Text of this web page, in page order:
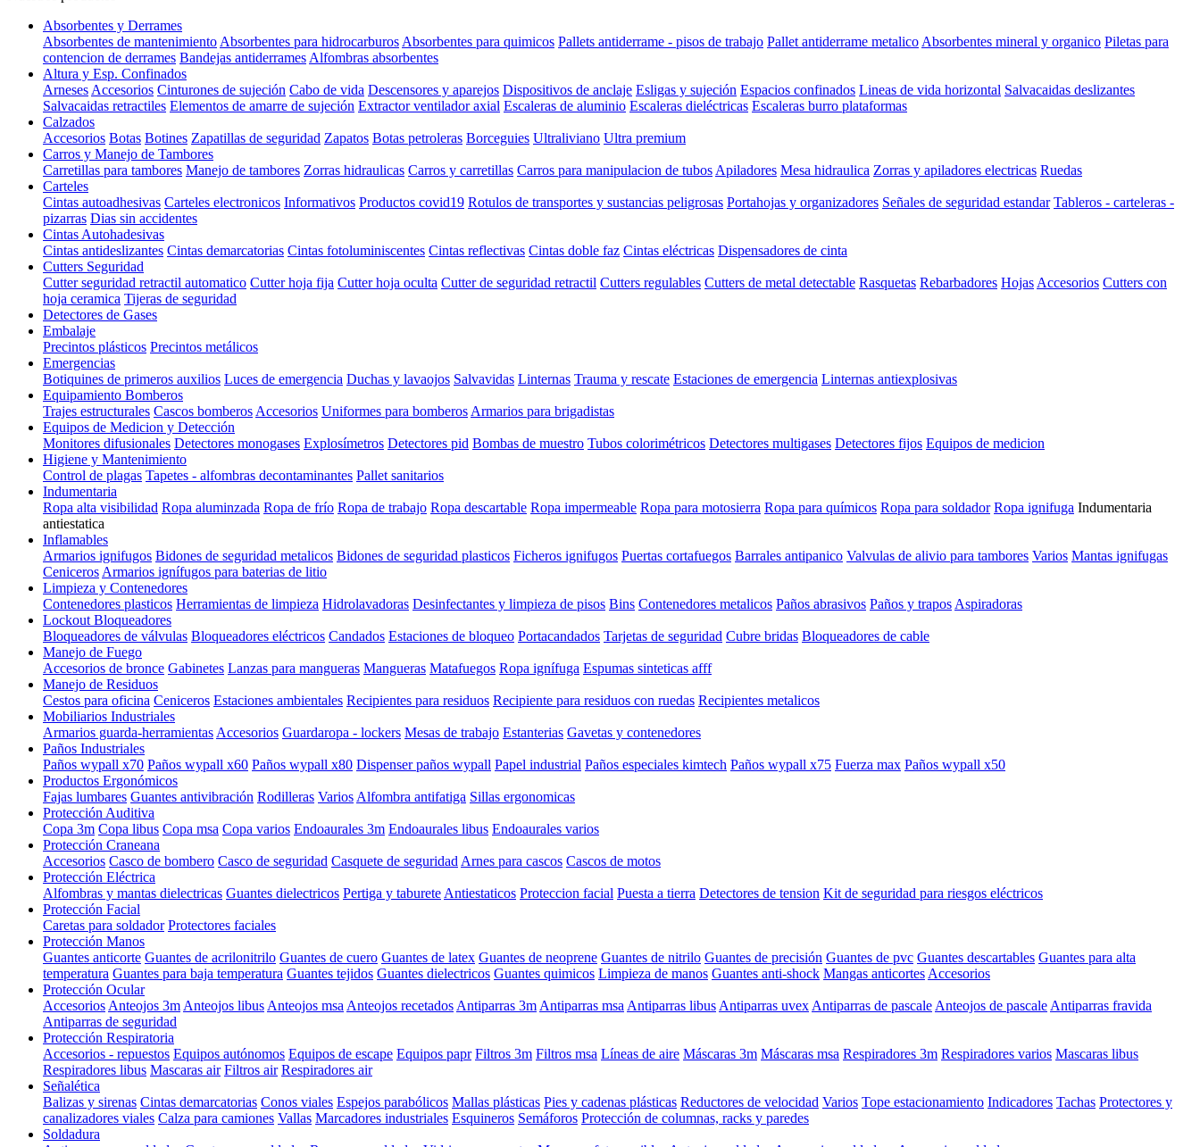
Absorbentes y Derrames
Absorbentes de mantenimientoAbsorbentes para hidrocarburosAbsorbentes para quimicos Pallets antiderrame - pisos de trabajo Pallet antiderrame metalicoAbsorbentes mineral y organico Piletas para
contencion de derrames Bandejas antiderramesAlfombras absorbentes
Altura y Esp. Confinados
ArnesesAccesorios Cinturones de sujeción Cabo de vida Descensores y aparejos Dispositivos de anclaje Esligas y sujeción Espacios confinados Lineas de vida horizontal Salvacaidas deslizantes
Salvacaidas retractiles Elementos de amarre de sujeción Extractor ventilador axial Escaleras de aluminio Escaleras dieléctricas Escaleras burro plataformas
Calzados
Accesorios Botas Botines Zapatillas de seguridad Zapatos Botas petroleras Borceguies Ultraliviano Ultra premium
Carros y Manejo de Tambores
Carretillas para tambores Manejo de tambores Zorras hidraulicas Carros y carretillas Carros para manipulacion de tubosApiladores Mesa hidraulica Zorras y apiladores electricas Ruedas
Carteles
Cintas autoadhesivas Carteles electronicos Informativos Productos covid19 Rotulos de transportes y sustancias peligrosas Portahojas y organizadores Señales de seguridad estandar Tableros - carteleras -
pizarras Dias sin accidentes
Cintas Autohadesivas
Cintas antideslizantes Cintas demarcatorias Cintas fotoluminiscentes Cintas reflectivas Cintas doble faz Cintas eléctricas Dispensadores de cinta
Cutters Seguridad
Cutter seguridad retractil automatico Cutter hoja fija Cutter hoja oculta Cutter de seguridad retractil Cutters regulables Cutters de metal detectable Rasquetas Rebarbadores HojasAccesorios Cutters con
hoja ceramica Tijeras de seguridad
Detectores de Gases
Embalaje
Precintos plásticos Precintos metálicos
Emergencias
Botiquines de primeros auxilios Luces de emergencia Duchas y lavaojos Salvavidas Linternas Trauma y rescate Estaciones de emergencia Linternas antiexplosivas
Equipamiento Bomberos
Trajes estructurales Cascos bomberosAccesorios Uniformes para bomberosArmarios para brigadistas
Equipos de Medicion y Detección
Monitores difusionales Detectores monogases Explosímetros Detectores pid Bombas de muestro Tubos colorimétricos Detectores multigases Detectores fijos Equipos de medicion
Higiene y Mantenimiento
Control de plagas Tapetes - alfombras decontaminantes Pallet sanitarios
Indumentaria
Ropa alta visibilidad Ropa aluminzada Ropa de frío Ropa de trabajo Ropa descartable Ropa impermeable Ropa para motosierra Ropa para químicos Ropa para soldador Ropa ignifuga Indumentaria
antiestatica
Inflamables
Armarios ignifugos Bidones de seguridad metalicos Bidones de seguridad plasticos Ficheros ignifugos Puertas cortafuegos Barrales antipanico Valvulas de alivio para tambores Varios Mantas ignifugas
CenicerosArmarios ignífugos para baterias de litio
Limpieza y Contenedores
Contenedores plasticos Herramientas de limpieza Hidrolavadoras Desinfectantes y limpieza de pisos Bins Contenedores metalicos Paños abrasivos Paños y traposAspiradoras
Lockout Bloqueadores
Bloqueadores de válvulas Bloqueadores eléctricos Candados Estaciones de bloqueo Portacandados Tarjetas de seguridad Cubre bridas Bloqueadores de cable
Manejo de Fuego
Accesorios de bronce Gabinetes Lanzas para mangueras Mangueras Matafuegos Ropa ignífuga Espumas sinteticas afff
Manejo de Residuos
Cestos para oficina Ceniceros Estaciones ambientales Recipientes para residuos Recipiente para residuos con ruedas Recipientes metalicos
Mobiliarios Industriales
Armarios guarda-herramientasAccesorios Guardaropa - lockers Mesas de trabajo Estanterias Gavetas y contenedores
Paños Industriales
Paños wypall x70 Paños wypall x60 Paños wypall x80 Dispenser paños wypall Papel industrial Paños especiales kimtech Paños wypall x75 Fuerza max Paños wypall x50
Productos Ergonómicos
Fajas lumbares Guantes antivibración Rodilleras VariosAlfombra antifatiga Sillas ergonomicas
Protección Auditiva
Copa 3m Copa libus Copa msa Copa varios Endoaurales 3m Endoaurales libus Endoaurales varios
Protección Craneana
Accesorios Casco de bombero Casco de seguridad Casquete de seguridadArnes para cascos Cascos de motos
Protección Eléctrica
Alfombras y mantas dielectricas Guantes dielectricos Pertiga y tabureteAntiestaticos Proteccion facial Puesta a tierra Detectores de tension Kit de seguridad para riesgos eléctricos
Protección Facial
Caretas para soldador Protectores faciales
Protección Manos
Guantes anticorte Guantes de acrilonitrilo Guantes de cuero Guantes de latex Guantes de neoprene Guantes de nitrilo Guantes de precisión Guantes de pvc Guantes descartables Guantes para alta
temperatura Guantes para baja temperatura Guantes tejidos Guantes dielectricos Guantes quimicos Limpieza de manos Guantes anti-shock Mangas anticortesAccesorios
Protección Ocular
AccesoriosAnteojos 3mAnteojos libusAnteojos msaAnteojos recetadosAntiparras 3mAntiparras msaAntiparras libusAntiparras uvexAntiparras de pascaleAnteojos de pascaleAntiparras fravida
Antiparras de seguridad
Protección Respiratoria
Accesorios - repuestos Equipos autónomos Equipos de escape Equipos papr Filtros 3m Filtros msa Líneas de aire Máscaras 3m Máscaras msa Respiradores 3m Respiradores varios Mascaras libus
Respiradores libus Mascaras air Filtros air Respiradores air
Señalética
Balizas y sirenas Cintas demarcatorias Conos viales Espejos parabólicos Mallas plásticas Pies y cadenas plásticas Reductores de velocidad Varios Tope estacionamiento Indicadores Tachas Protectores y
canalizadores viales Calza para camiones Vallas Marcadores industriales Esquineros Semáforos Protección de columnas, racks y paredes
Soldadura